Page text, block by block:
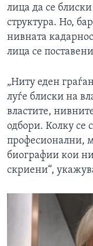
лица да се
структура. Но,
нивната
лица се
„Ниту еден
луѓе блиски на
властите,
одбори. Колку се
професионални,
биографии кои
скриени“,